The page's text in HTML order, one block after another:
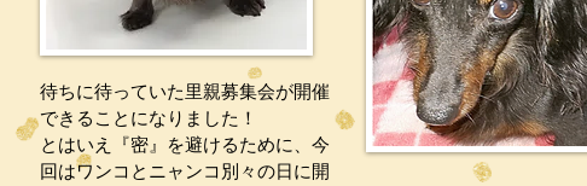
待ちに待っていた里親募集会が開催
できることになりました！
とはいえ『密』を避けるために、今
回はワンコとニャンコ別々の日に開